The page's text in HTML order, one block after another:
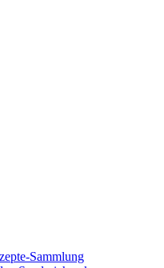
Sammlung